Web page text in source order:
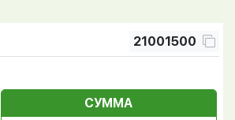
21001500
СУММА